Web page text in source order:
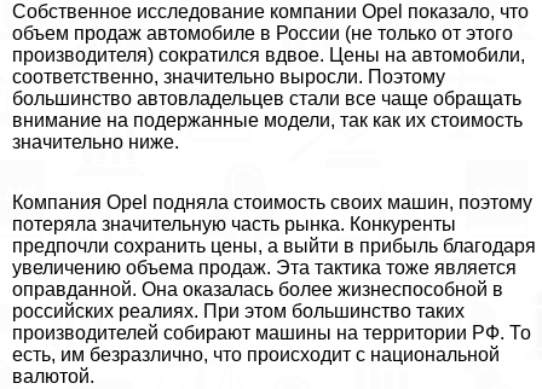
Собственное исследование компании Opel показало, что
объем продаж автомобиле в России (не только от этого
производителя) сократился вдвое. Цены на автомобили,
соответственно, значительно выросли. Поэтому
большинство автовладельцев стали все чаще обращать
внимание на подержанные модели, так как их стоимость
значительно ниже.
Компания Opel подняла стоимость своих машин, поэтому
потеряла значительную часть рынка. Конкуренты
предпочли сохранить цены, а выйти в прибыль благодаря
увеличению объема продаж. Эта тактика тоже является
оправданной. Она оказалась более жизнеспособной в
российских реалиях. При этом большинство таких
производителей собирают машины на территории РФ. То
есть, им безразлично, что происходит с национальной
валютой.